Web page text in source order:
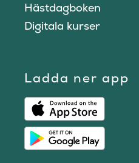
Hästdagboken
Digitala kurser
Ladda ner app